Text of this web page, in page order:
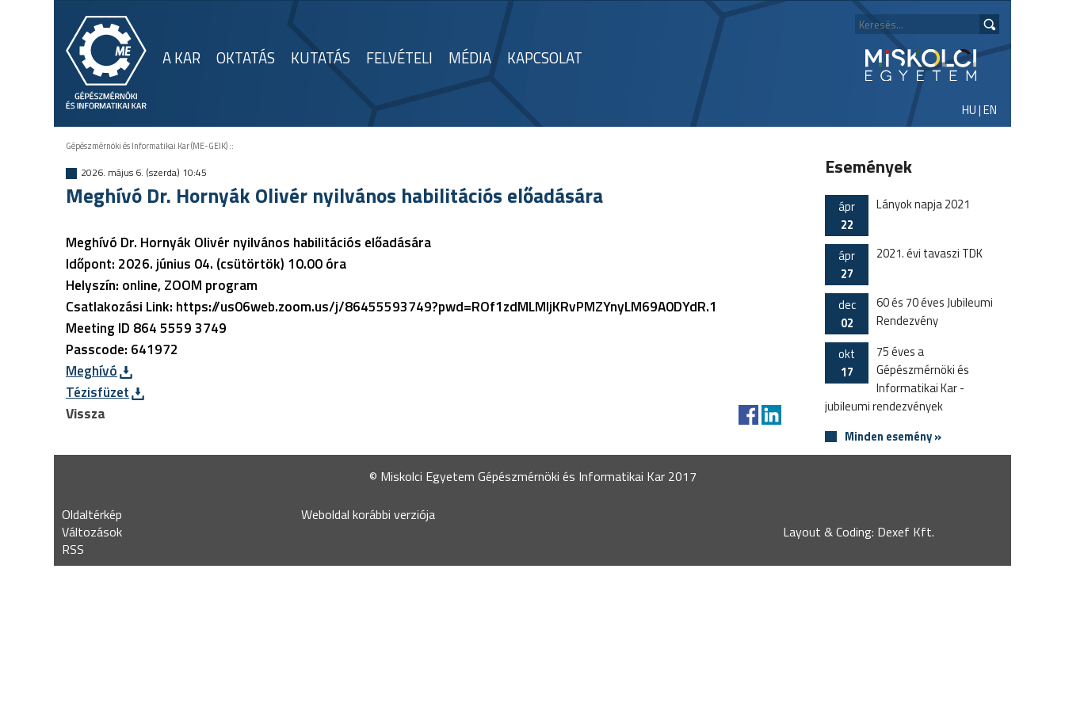
A KAR OKTATÁS KUTATÁS FELVÉTELI MÉDIA KAPCSOLAT
HU|EN
Gépészmérnöki és Informatikai Kar (ME-GEIK)::
2026. május 6. (szerda) 10:45
Meghívó Dr. Hornyák Olivér nyilvános habilitációs előadására
Meghívó Dr. Hornyák Olivér nyilvános habilitációs előadására
Időpont: 2026. június 04. (csütörtök) 10.00 óra
Helyszín: online, ZOOM program
Csatlakozási Link: https://us06web.zoom.us/j/86455593749?pwd=ROf1zdMLMljKRvPMZYnyLM69A0DYdR.1
Meeting ID 864 5559 3749
Passcode: 641972
Meghívó
Tézisfüzet
Vissza
Események
ápr
22
Lányok napja 2021
ápr
27
2021. évi tavaszi TDK
dec
02
60 és 70 éves Jubileumi
Rendezvény
okt
17
75 éves a
Gépészmérnöki és
Informatikai Kar -
jubileumi rendezvények
Minden esemény »
© Miskolci Egyetem Gépészmérnöki és Informatikai Kar 2017
Oldaltérkép
Változások
RSS
Weboldal korábbi verziója
Layout & Coding: Dexef Kft.